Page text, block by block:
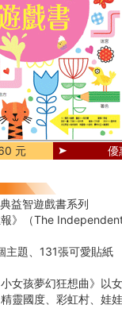
元 優
益智遊戲書系列
報》（The
主題、131張可愛貼紙
小女孩夢幻狂想曲》
靈國度、彩虹村、娃